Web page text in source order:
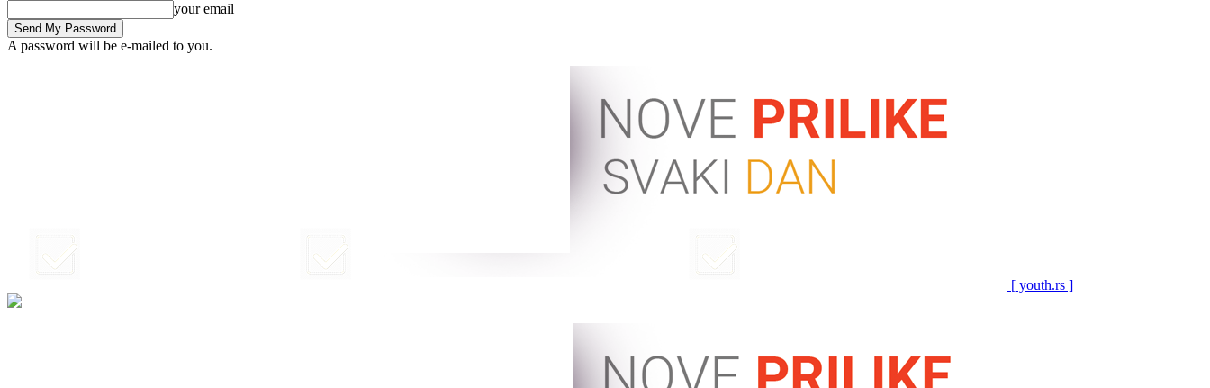
your email
A password will be e-mailed to you.
[ youth.rs ]